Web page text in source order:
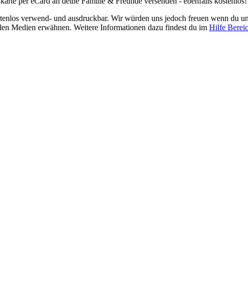
verwend- und ausdruckbar. Wir würden uns jedoch freuen wenn du
Medien erwähnen. Weitere Informationen dazu findest du im Hilfe